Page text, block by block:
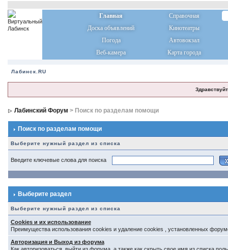
Главная
Справочная
Доска объявлений
Кинотеатры
Погода
Автовокзал
Веб-камера
Карта города
Лабинск.RU
Лабинский Форум > Поиск по разделам помощи
Поиск по разделам помощи
Выберите нужный раздел из списка
Введите ключевые слова для поиска
Выберите раздел
Выберите нужный раздел из списка
Cookies и их использование
Преимущества использования cookies и удаление cookies , установленных
Авторизация и Выход из форума